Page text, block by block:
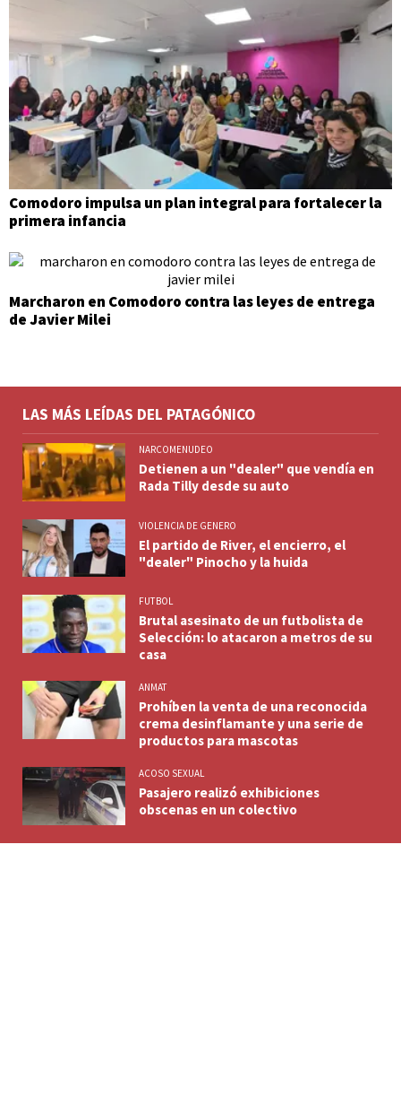
Comodoro impulsa un plan integral para fortalecer la
primera infancia
Marcharon en Comodoro contra las leyes de entrega
de Javier Milei
LAS MÁS LEÍDAS DEL PATAGÓNICO
NARCOMENUDEO
Detienen a un "dealer" que vendía en
Rada Tilly desde su auto
VIOLENCIA DE GENERO
El partido de River, el encierro, el
"dealer" Pinocho y la huida
FUTBOL
Brutal asesinato de un futbolista de
Selección: lo atacaron a metros de su
casa
ANMAT
Prohíben la venta de una reconocida
crema desinflamante y una serie de
productos para mascotas
ACOSO SEXUAL
Pasajero realizó exhibiciones
obscenas en un colectivo